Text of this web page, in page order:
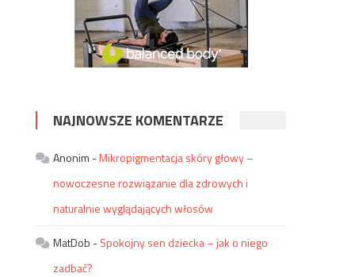
NAJNOWSZE KOMENTARZE
Anonim -Mikropigmentacja skóry głowy –
nowoczesne rozwiązanie dla zdrowych i
naturalnie wyglądających włosów
MatDob -Spokojny sen dziecka – jak o niego
zadbać?